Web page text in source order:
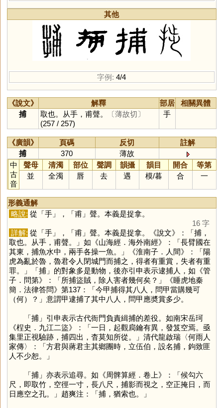
其他
字例: 4/4
《說文》 解釋 部居
相關異體
捕
取也。从手，甫聲。
〔薄故切〕
(257 / 257)
手
《廣韻》 頁碼 反切
註解
捕
370
薄故
中
古
音
聲母 清濁 部位 聲調 韻攝 韻目 開合
等第
並
全濁 唇 去 遇 模/暮 合 一
形義通解
略說: 從「手」，「甫」聲。本義是捉拿。
16 字
詳解: 從「手」，「甫」聲。本義是捉拿。《說文》：「捕，
取也。从手，甫聲。」如《山海經．海外南經》：「長臂國在
其東，捕魚水中，兩手各操一魚。」《淮南子．人間》：「陽
虎為亂於魯，魯君令人閉城門而捕之，得者有重賞，失者有重
罪。」「捕」的對象多是動物，後亦引申表示逮捕人，如《管
子．問第》：「所捕盜賊，除人害者幾何矣？」《睡虎地秦
簡．法律答問》第137：「今甲捕得其八人，問甲當購幾可
（何）？」意謂甲逮捕了其中八人，問甲應奬賞多少。
「捕」引申表示古代衙門負責緝捕的差役。如南宋岳珂
《桯史．九江二盜》：「一日，起觀扃鑰有異，發笈空焉。亟
集里正視驗跡，捕四出，杳莫知所從。」清代龍啟瑞〈何雨人
家傳〉：「方君與蔣君主其鄉團時，立伍伯，設名捕，鉤致匪
人不少恕。」
「捕」亦表示追尋。如《周髀算經．卷上》：「候勾六
尺，即取竹，空徑一寸，長八尺，捕影而視之，空正掩日，而
日應空之孔。」趙爽注：「捕，猶索也。」